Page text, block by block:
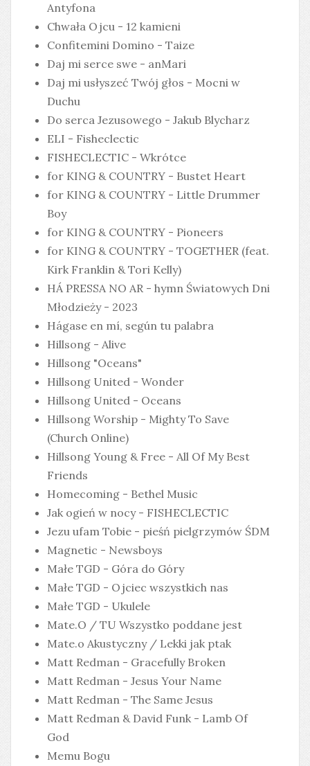
Antyfona
Chwała Ojcu - 12 kamieni
Confitemini Domino - Taize
Daj mi serce swe - anMari
Daj mi usłyszeć Twój głos - Mocni w
Duchu
Do serca Jezusowego - Jakub Blycharz
ELI - Fisheclectic
FISHECLECTIC - Wkrótce
for KING & COUNTRY - Bustet Heart
for KING & COUNTRY - Little Drummer
Boy
for KING & COUNTRY - Pioneers
for KING & COUNTRY - TOGETHER (feat.
Kirk Franklin & Tori Kelly)
HÁ PRESSA NO AR - hymn Światowych Dni
Młodzieży - 2023
Hágase en mí, según tu palabra
Hillsong - Alive
Hillsong "Oceans"
Hillsong United - Wonder
Hillsong United - Oceans
Hillsong Worship - Mighty To Save
(Church Online)
Hillsong Young & Free - All Of My Best
Friends
Homecoming - Bethel Music
Jak ogień w nocy - FISHECLECTIC
Jezu ufam Tobie - pieśń pielgrzymów ŚDM
Magnetic - Newsboys
Małe TGD - Góra do Góry
Małe TGD - Ojciec wszystkich nas
Małe TGD - Ukulele
Mate.O / TU Wszystko poddane jest
Mate.o Akustyczny / Lekki jak ptak
Matt Redman - Gracefully Broken
Matt Redman - Jesus Your Name
Matt Redman - The Same Jesus
Matt Redman & David Funk - Lamb Of
God
Memu Bogu